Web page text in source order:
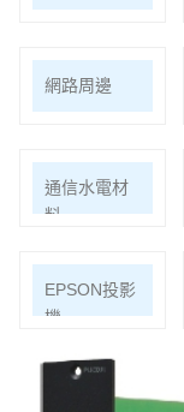
網路周邊
通信水電材
料
EPSON投影
機